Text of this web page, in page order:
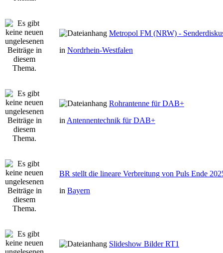
Metropol FM (NRW) -
in Nordrhein-Westfalen
Rohrantenne für DAB+
in Antennentechnik für DAB+
BR stellt die lineare Verbreitung von Puls Ende
in Bayern
Slideshow Bilder RT1